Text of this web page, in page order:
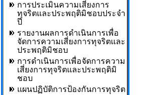
การประเมินความเสี่ยงการ
ทุจริตและประพฤติมิชอบประจำ
ปี
รายงานผลการดำเนินการเพื่อ
จัดการความเสี่ยงการทุจริตและ
ประพฤติมิชอบ
การดำเนินการเพื่อจัดการความ
เสี่ยงการทุจริตและประพฤติมิ
ชอบ
แผนปฏิบัติการป้องกันการทุจริต